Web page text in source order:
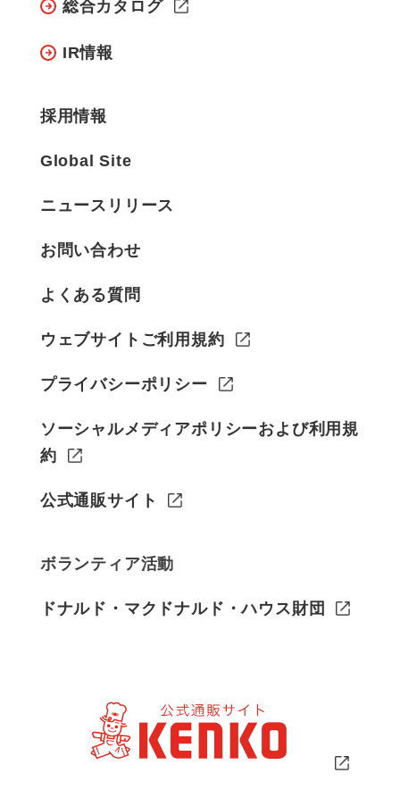
総合カタログ
IR情報
採用情報
Global Site
ニュースリリース
お問い合わせ
よくある質問
ウェブサイトご利用規約
プライバシーポリシー
ソーシャルメディアポリシーおよび利用規
約
公式通販サイト
ボランティア活動
ドナルド・マクドナルド・ハウス財団